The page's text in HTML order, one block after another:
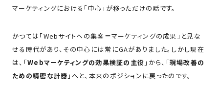
マーケティングにおける「中心」が移っただけの話です。
かつては「Webサイトへの集客＝マーケティングの成果」と見な
せる時代があり、その中心には常にGAがありました。しかし現在
は、「Webマーケティングの効果検証の主役 」から、「現場改善の
ための精密な計器 」へと、本来のポジションに戻ったのです。